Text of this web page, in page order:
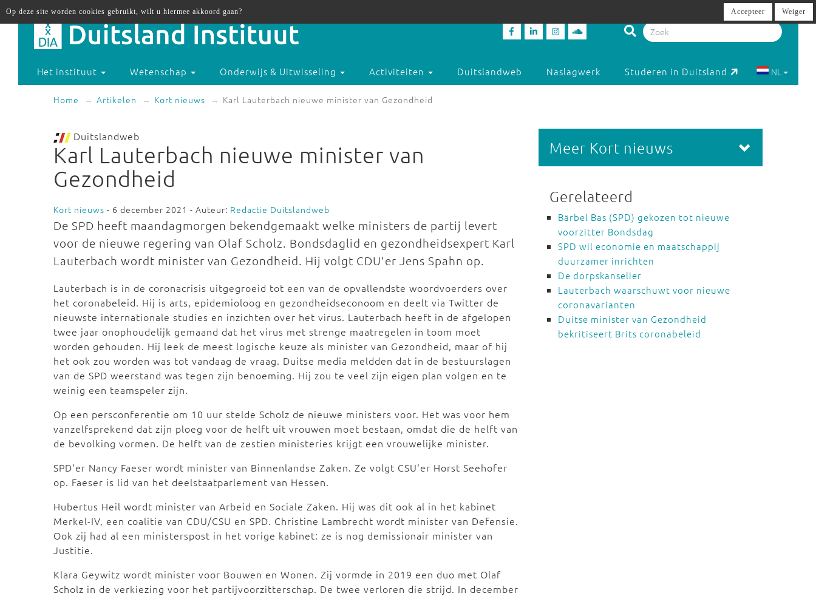
Het instituut Wetenschap Onderwijs & Uitwisseling Activiteiten Duitslandweb Naslagwerk Studeren in Duitsland NL
Home Artikelen Kort nieuws Karl Lauterbach nieuwe minister van Gezondheid
Duitslandweb
Karl Lauterbach nieuwe minister van
Gezondheid
Kort nieuws - 6 december 2021 - Auteur: Redactie Duitslandweb
De SPD heeft maandagmorgen bekendgemaakt welke ministers de partij levert
voor de nieuwe regering van Olaf Scholz. Bondsdaglid en gezondheidsexpert Karl
Lauterbach wordt minister van Gezondheid. Hij volgt CDU'er Jens Spahn op.
Lauterbach is in de coronacrisis uitgegroeid tot een van de opvallendste woordvoerders over
het coronabeleid. Hij is arts, epidemioloog en gezondheidseconoom en deelt via Twitter de
nieuwste internationale studies en inzichten over het virus. Lauterbach heeft in de afgelopen
twee jaar onophoudelijk gemaand dat het virus met strenge maatregelen in toom moet
worden gehouden. Hij leek de meest logische keuze als minister van Gezondheid, maar of hij
het ook zou worden was tot vandaag de vraag. Duitse media meldden dat in de bestuurslagen
van de SPD weerstand was tegen zijn benoeming. Hij zou te veel zijn eigen plan volgen en te
weinig een teamspeler zijn.
Op een persconferentie om 10 uur stelde Scholz de nieuwe ministers voor. Het was voor hem
vanzelfsprekend dat zijn ploeg voor de helft uit vrouwen moet bestaan, omdat die de helft van
de bevolking vormen. De helft van de zestien ministeries krijgt een vrouwelijke minister.
SPD'er Nancy Faeser wordt minister van Binnenlandse Zaken. Ze volgt CSU'er Horst Seehofer
op. Faeser is lid van het deelstaatparlement van Hessen.
Hubertus Heil wordt minister van Arbeid en Sociale Zaken. Hij was dit ook al in het kabinet
Merkel-IV, een coalitie van CDU/CSU en SPD. Christine Lambrecht wordt minister van Defensie.
Ook zij had al een ministerspost in het vorige kabinet: ze is nog demissionair minister van
Justitie.
Klara Geywitz wordt minister voor Bouwen en Wonen. Zij vormde in 2019 een duo met Olaf
Scholz in de verkiezing voor het partijvoorzitterschap. De twee verloren die strijd. In december
Meer Kort nieuws
Gerelateerd
Bärbel Bas (SPD) gekozen tot nieuwe
voorzitter Bondsdag
SPD wil economie en maatschappij
duurzamer inrichten
De dorpskanselier
Lauterbach waarschuwt voor nieuwe
coronavarianten
Duitse minister van Gezondheid
bekritiseert Brits coronabeleid
Op deze site worden cookies gebruikt, wilt u hiermee akkoord gaan? Accepteer Weiger